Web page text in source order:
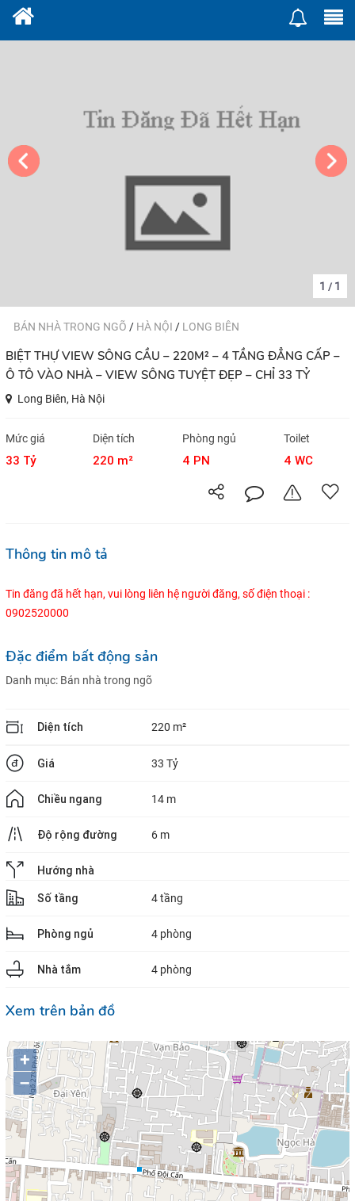
1 / 1
BÁN NHÀ TRONG NGÕ / HÀ NỘI / LONG BIÊN
BIỆT THỰ VIEW SÔNG CẦU – 220M² – 4 TẦNG ĐẲNG CẤP –
Ô TÔ VÀO NHÀ – VIEW SÔNG TUYỆT ĐẸP – CHỈ 33 TỶ
Long Biên, Hà Nội
Mức giá
33 Tỷ
Diện tích
220 m²
Phòng ngủ
4 PN
Toilet
4 WC
Thông tin mô tả
Tin đăng đã hết hạn, vui lòng liên hệ người đăng, số điện thoại :
0902520000
Đặc điểm bất động sản
Danh mục: Bán nhà trong ngõ
Diện tích 220 m²
Giá 33 Tỷ
Chiều ngang 14 m
Độ rộng đường 6 m
Hướng nhà
Số tầng
4 tầng
Phòng ngủ 4 phòng
Nhà tắm 4 phòng
Xem trên bản đồ
+
–